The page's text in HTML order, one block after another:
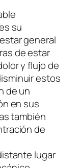
su
general
de estar
y flujo de
estos
de un
en sus
también
de
lugar